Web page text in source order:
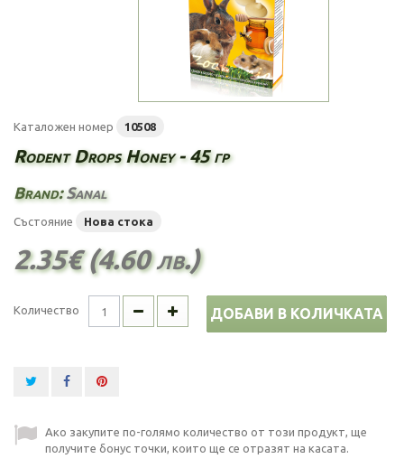
Каталожен номер 10508
Rodent Drops Honey - 45 гр
Brand:Sanal
Състояние Нова стока
2.35€ (4.60 лв.)
Количество ДОБАВИ В КОЛИЧКАТА
Ако закупите по-голямо количество от този продукт, ще
получите бонус точки, които ще се отразят на касата.